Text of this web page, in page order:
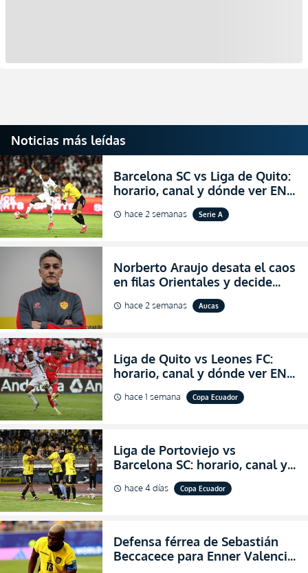
Noticias más leídas
Barcelona SC vs Liga de Quito:
horario, canal y dónde ver EN
VIVO la Fecha 22 de la LigaPro
2026
schedule hace 2 semanas Serie A
Norberto Araujo desata el caos
en filas Orientales y decide
abandonar la dirección técnica
de Aucas
schedule hace 2 semanas Aucas
Liga de Quito vs Leones FC:
horario, canal y dónde ver EN
VIVO los octavos de final de la
Copa Ecuador 2026
schedule hace 1 semana Copa Ecuador
Liga de Portoviejo vs
Barcelona SC: horario, canal y
dónde ver EN VIVO los octavos
de final de la Copa Ecuador
schedule hace 4 días Copa Ecuador
Defensa férrea de Sebastián
Beccacece para Enner Valencia